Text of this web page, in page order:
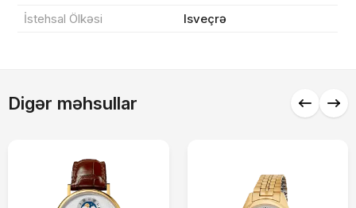
İstehsal Ölkəsi
Isveçrə
Digər məhsullar